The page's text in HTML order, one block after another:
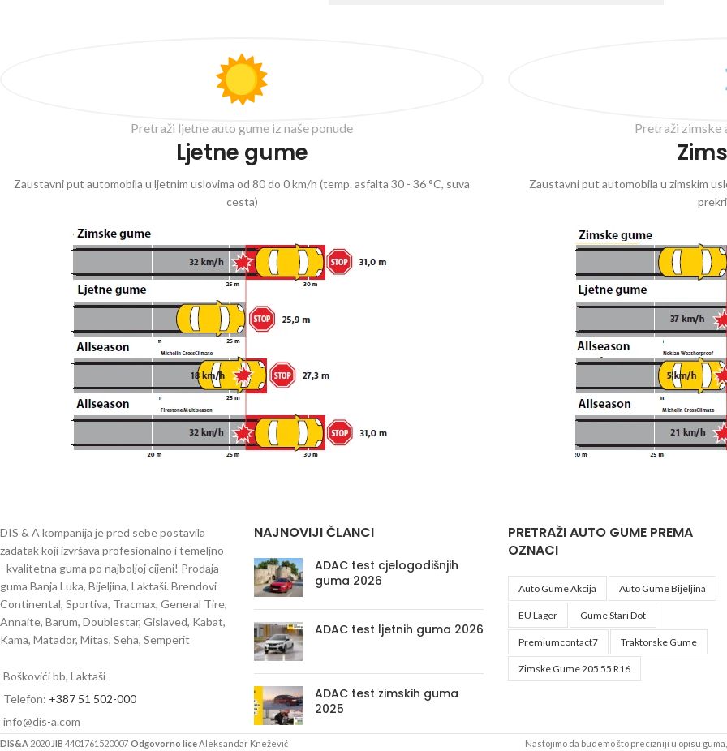
Pretraži ljetne auto gume iz naše ponude
Ljetne gume
Zaustavni put automobila u ljetnim uslovima od 80 do 0 km/h (temp. asfalta 30 - 36 °C, suva
cesta)
Pretraži zimske
Zaustavni put automobila u zimskim
DIS & A kompanija je pred sebe postavila
zadatak koji izvršava profesionalno i temeljno
- kvalitetna guma po najboljoj cijeni! Prodaja
guma Banja Luka, Bijeljina, Laktaši. Brendovi
Continental, Sportiva, Tracmax, General Tire,
Annaite, Barum, Doublestar, Gislaved, Kabat,
Kama, Matador, Mitas, Seha, Semperit
Boškovići bb, Laktaši
Telefon: +387 51 502-000
info@dis-a.com
NAJNOVIJI ČLANCI
ADAC test cjelogodišnjih
guma 2026
ADAC test ljetnih guma 2026
ADAC test zimskih guma
2025
PRETRAŽI AUTO GUME PREMA
OZNACI
Auto Gume Akcija Auto Gume Bijeljina
EU Lager Gume Stari Dot
Premiumcontact7 Traktorske Gume
Zimske Gume 205 55 R16
DIS&A 2020 JIB 4401761520007 Odgovorno liceAleksandar Knežević Nastojimo da budemo što precizniji u opisu